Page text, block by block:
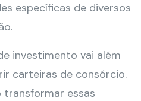
específicas de diversos
investimento vai além
carteiras de consórcio.
essas